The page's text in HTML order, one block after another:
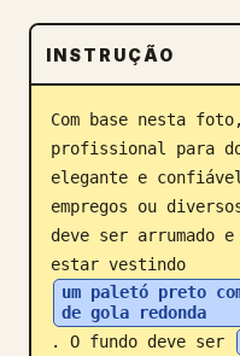
Blogue
Atualizações
INSTRUÇÃO
Com base nesta
profissional para
elegante e
empregos ou
deve ser arrumado
estar vestindo
um paletó preto
de gola redonda
. O fundo deve ser